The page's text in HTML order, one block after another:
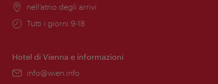
Posizione:
nell’atrio degli arrivi
Orari
Tutti i giorni 9-18
Hotel di Vienna e informazioni
Email:
info@wien.info